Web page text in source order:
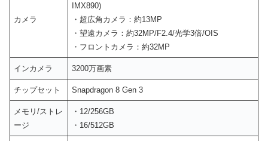
カメラ
IMX890)
・超広角カメラ：約13MP
・望遠カメラ：約32MP/F2.4/光学3倍/OIS
・フロントカメラ：約32MP
インカメラ 3200万画素
チップセット Snapdragon 8 Gen 3
メモリ/ストレ
ージ
・12/256GB
・16/512GB